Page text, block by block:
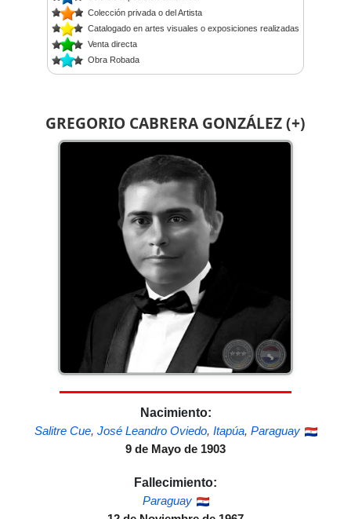
GREGORIO CABRERA GONZÁLEZ (+)
Nacimiento:
Salitre Cue, José Leandro Oviedo, Itapúa, Paraguay
9 de Mayo de 1903
Fallecimiento:
Paraguay
Colección privada o del Artista
Catalogado en artes visuales o exposiciones realizadas
Venta directa
Obra Robada